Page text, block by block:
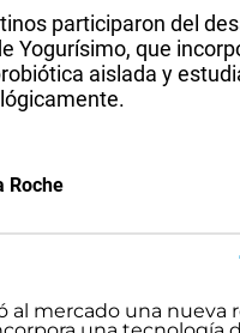
participaron del
Yogurísimo, que
aislada y
Roche